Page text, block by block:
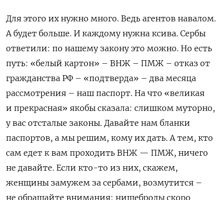
Для этого ихнужно много. Ведь агентов навалом.
А будет больше. И каждому нужна ксива. Сербы
ответили: по нашему закону это можно. Но есть
путь: «белый картон» – ВНЖ – ПМЖ – отказ от
гражданства РФ – «подтверда» – два месяца
рассмотрения – наш паспорт. На что «великая
и прекрасная» якобы сказала: слишком муторно,
у вас отсталые законы. Давайте нам бланки
паспортов, а мы решим, кому их дать. А тем, кто
сам едет к вам проходить ВНЖ — ПМЖ, ничего
не давайте. Если кто-то из них, скажем,
женщины замужем за сербами, возмутится –
не обращайте внимания: нищеброды скоро